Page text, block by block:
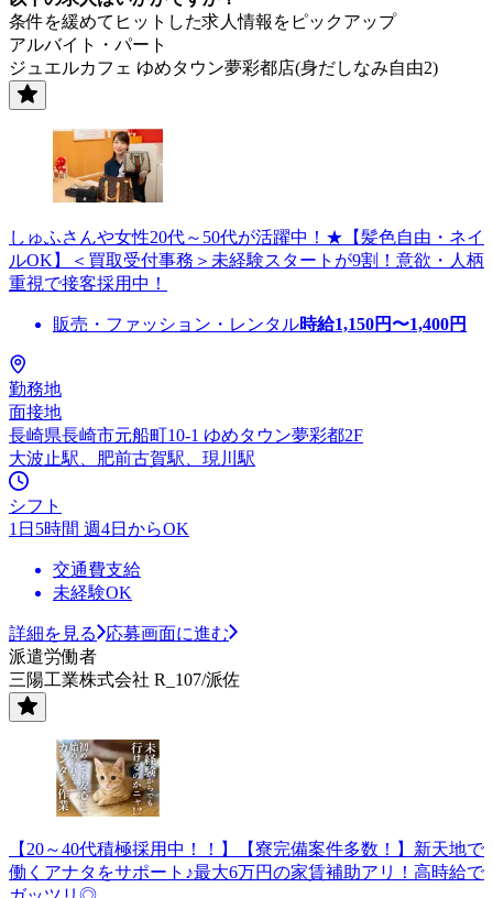
条件を緩めてヒットした求人情報をピックアップ
アルバイト・パート
ジュエルカフェ ゆめタウン夢彩都店(身だしなみ自由2)
しゅふさんや女性20代～50代が活躍中！★【髪色自由・ネイ
ルOK】＜買取受付事務＞未経験スタートが9割！意欲・人柄
重視で接客採用中！
販売・ファッション・レンタル時給1,150円〜1,400円
勤務地
面接地
長崎県長崎市元船町10-1 ゆめタウン夢彩都2F
大波止駅、肥前古賀駅、現川駅
シフト
1日5時間 週4日からOK
交通費支給
未経験OK
詳細を見る
応募画面に進む
派遣労働者
三陽工業株式会社 R_107/派佐
【20～40代積極採用中！！】【寮完備案件多数！】新天地で
働くアナタをサポート♪最大6万円の家賃補助アリ！高時給で